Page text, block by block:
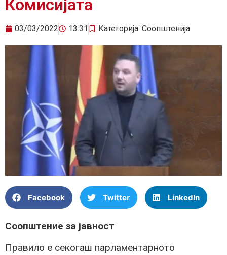
Комисијата
03/03/2022 13:31 Категорија: Соопштенија
Facebook Twitter LinkedIn
Соопштение за јавност
Правило е секогаш парламентарното